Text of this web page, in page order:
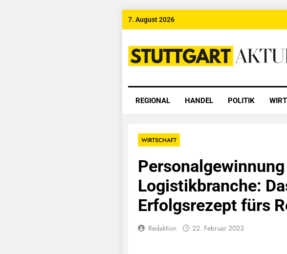
Skip
7. August 2026
Stuttgart
REGIONAL HANDEL POLITIK
WIRTSCHAFT
Logistikbranche:
Erfolgsrezept fürs
Redaktion 22. Februar 2023